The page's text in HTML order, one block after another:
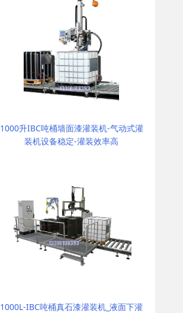
1000升IBC吨桶墙面漆灌装机-气动式灌
装机设备稳定-灌装效率高
1000L-IBC吨桶真石漆灌装机_液面下灌